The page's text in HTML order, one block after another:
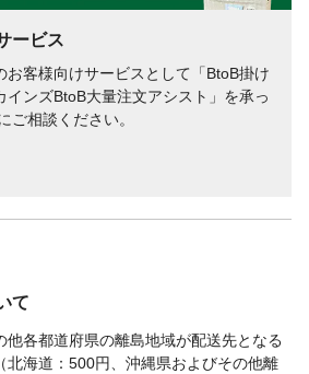
ービス
お客様向けサービスとして「BtoB掛け
インズBtoB大量注文アシスト」を承っ
ご相談ください。
て
他各都道府県の離島地域が配送先となる
北海道：500円、沖縄県およびその他離